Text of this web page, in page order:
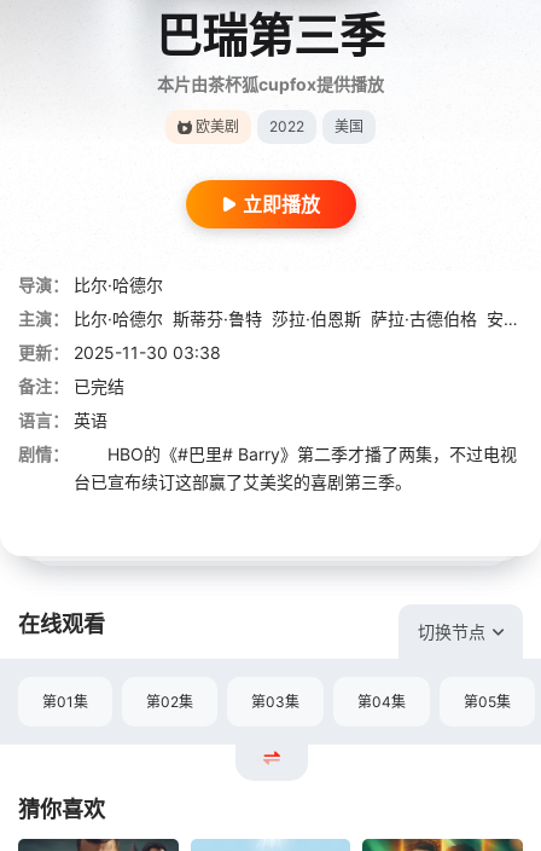
巴瑞第三季
本片由茶杯狐cupfox提供播放
欧美剧 2022 美国
立即播放
导演：
比尔·哈德尔
主演：
比尔·哈德尔 斯蒂芬·鲁特 莎拉·伯恩斯 萨拉·古德伯格 安东尼·卡里根
更新：
2025-11-30 03:38
备注：
已完结
语言：
英语
剧情：
HBO的《#巴里# Barry》第二季才播了两集，不过电视
台已宣布续订这部赢了艾美奖的喜剧第三季。
在线观看 切换节点
第01集 第02集 第03集 第04集 第05集
猜你喜欢